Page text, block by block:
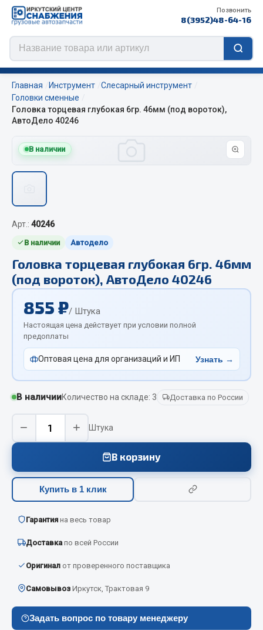
Позвонить
8(3952)48-64-16
Цепи противоскольжения
ЦЕПИ РОССИЯ
ЦЕПИ BOHU (Китай)
QITONG
Весь раздел
Отопители салона, подогреватели
Жидкостные подогреватели
Отопители салона
Подогреватели тосола
Весь раздел
Аксессуары автомобильные
Аптечки и знаки автомобильные
Брызговики
Вентиляторы кабины
Весь раздел
Смазочные материалы
Главная Инструмент
Слесарный инструмент
Головки сменные
Головка торцевая глубокая 6гр. 46мм (под вороток),
АвтоДело 40246
В наличии
Арт.: 40246
В наличии Автодело
Головка торцевая глубокая 6гр. 46мм
(под вороток), АвтоДело 40246
855 ₽/ Штука
Настоящая цена действует при условии полной
предоплаты
Оптовая цена для организаций и ИП Узнать →
В наличииКоличество на складе: 3 Доставка по России
− + Штука
В корзину
Купить в 1 клик
Гарантия на весь товар
Доставка по всей России
Оригинал от проверенного поставщика
Самовывоз Иркутск, Трактовая 9
Задать вопрос по товару менеджеру